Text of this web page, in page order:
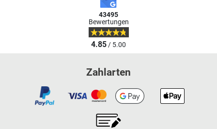
43495
Bewertungen
4.85/ 5.00
Zahlarten